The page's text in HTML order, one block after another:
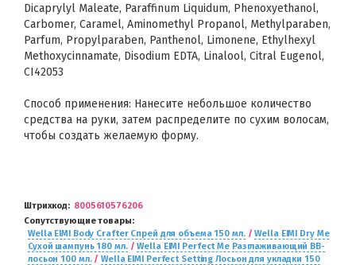
Dicaprylyl Maleate, Paraffinum Liquidum, Phenoxyethanol,
Carbomer, Caramel, Aminomethyl Propanol, Methylparaben,
Parfum, Propylparaben, Panthenol, Limonene, Ethylhexyl
Methoxycinnamate, Disodium EDTA, Linalool, Citral Eugenol,
CI42053
Способ применения: Нанесите небольшое количество
средства на руки, затем распределите по сухим волосам,
чтобы создать желаемую форму.
Штрихкод
8005610576206
Сопутствующие товары
Wella EIMI Body Crafter Спрей для объема 150 мл./Wella EIMI Dry Me
Сухой шампунь 180 мл./Wella EIMI Perfect Me Разглаживающий BB-
лосьон 100 мл./Wella EIMI Perfect Setting Лосьон для укладки 150